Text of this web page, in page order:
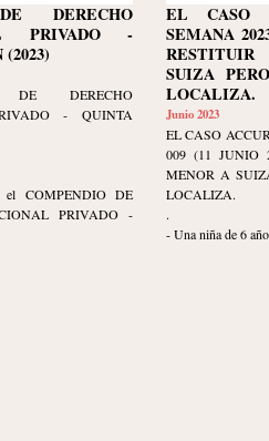
DERECHO
PRIVADO -
DERECHO
- QUINTA
el COMPENDIO DE
PRIVADO -
EL CASO
SEMANA
SUIZA
LOCALIZA.
Junio 2023
EL CASO
009 (11 JUNIO
MENOR A
LOCALIZA.
.
- Una niña de 6